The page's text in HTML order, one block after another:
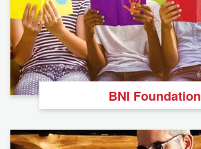
BNI Foundation